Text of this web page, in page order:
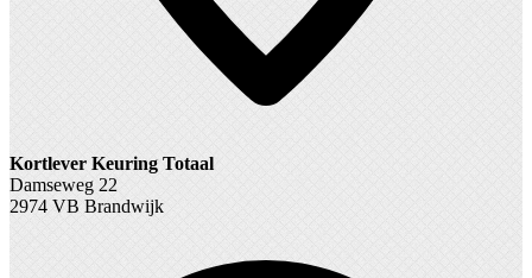
Kortlever Keuring Totaal
Damseweg 22
2974 VB Brandwijk